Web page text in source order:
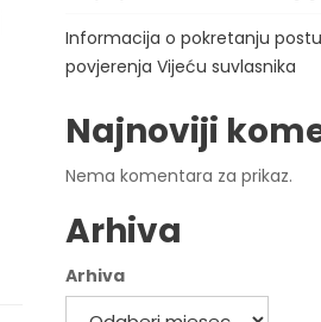
Informacija o pokretanju
povjerenja Vijeću suvlasnika
Najnoviji
Nema komentara za prikaz.
Arhiva
Arhiva